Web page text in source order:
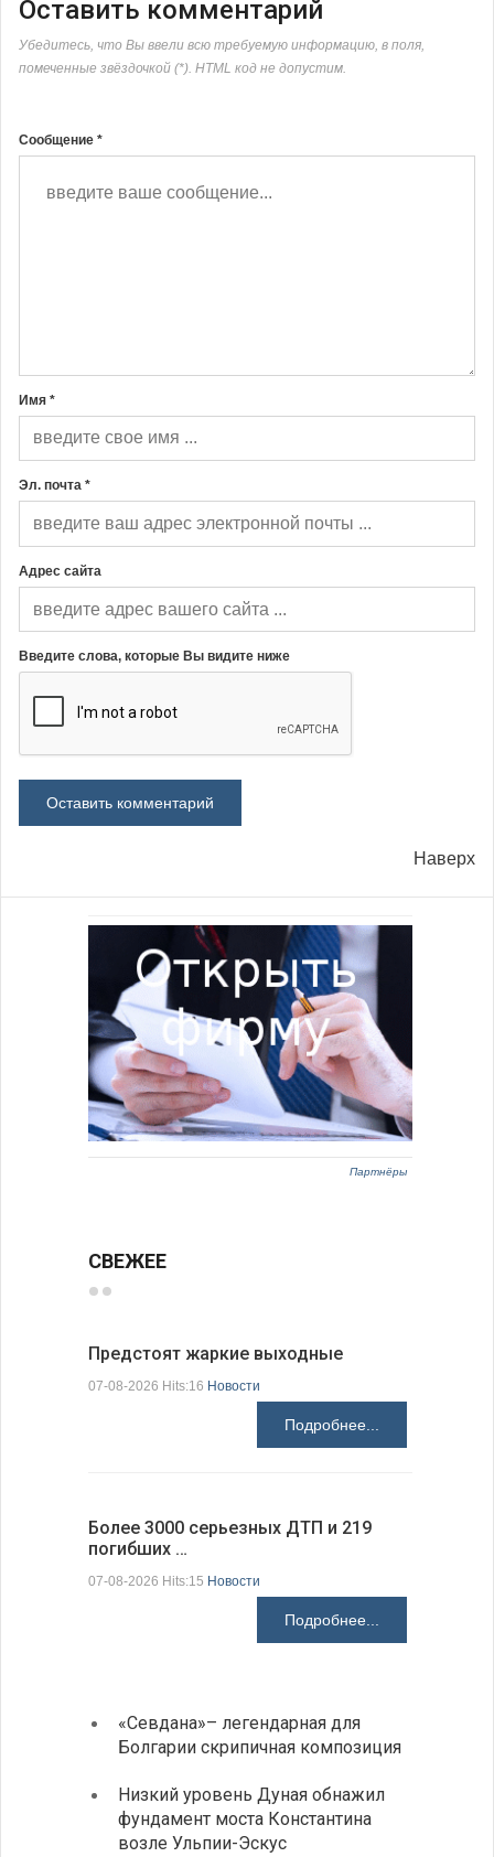
Оставить комментарий
Убедитесь, что Вы ввели всю требуемую информацию, в поля,
помеченные звёздочкой (*). HTML код не допустим.
Сообщение *
Имя *
Эл. почта *
Адрес сайта
Введите слова, которые Вы видите ниже
Наверх
Партнёры
СВЕЖЕЕ
Предстоят жаркие выходные
07-08-2026 Hits:16 Новости
Подробнее...
Более 3000 серьезных ДТП и 219
погибших …
07-08-2026 Hits:15 Новости
Подробнее...
«Севдана»– легендарная для
Болгарии скрипичная композиция
Низкий уровень Дуная обнажил
фундамент моста Константина
возле Ульпии-Эскус